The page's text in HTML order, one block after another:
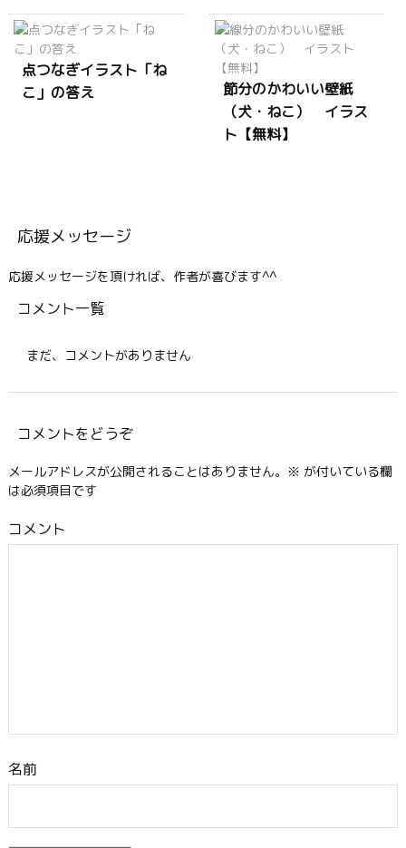
点つなぎイラスト「ね
こ」の答え
節分のかわいい壁紙
（犬・ねこ） イラス
ト【無料】
応援メッセージ
応援メッセージを頂ければ、作者が喜びます^^
コメント一覧
まだ、コメントがありません
コメントをどうぞ
メールアドレスが公開されることはありません。 ※ が付いている欄
は必須項目です
コメント
名前